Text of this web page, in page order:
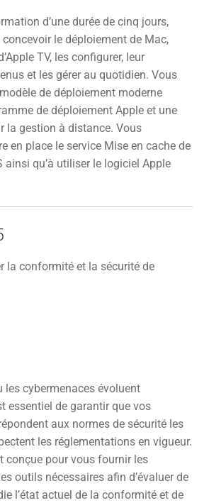
d’une durée de cinq jours,
le déploiement de Mac,
TV, les configurer, leur
et les gérer au quotidien. Vous
de déploiement moderne
de déploiement Apple et une
la gestion à distance. Vous
en place le service Mise en cache de
ainsi qu’à utiliser le logiciel Apple
la conformité et la sécurité de
les cybermenaces évoluent
essentiel de garantir que vos
aux normes de sécurité les
les réglementations en vigueur.
conçue pour vous fournir les
outils nécessaires afin d’évaluer de
l’état actuel de la conformité et de